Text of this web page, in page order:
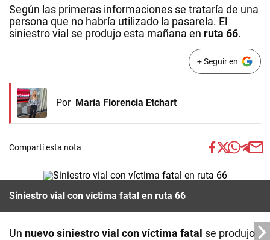
Según las primeras informaciones se trataría de una
persona que no habría utilizado la pasarela. El
siniestro vial se produjo esta mañana en ruta 66.
+ Seguir en
Por María Florencia Etchart
Compartí esta nota
Siniestro vial con víctima fatal en ruta 66
Un nuevo siniestro vial con víctima fatal se produjo